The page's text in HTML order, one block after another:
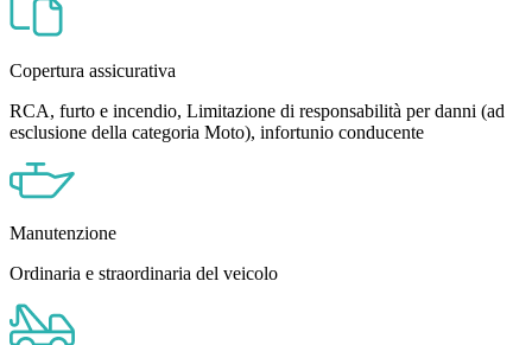
Copertura assicurativa
RCA, furto e incendio, Limitazione di responsabilità per danni (ad
esclusione della categoria Moto), infortunio conducente
Manutenzione
Ordinaria e straordinaria del veicolo